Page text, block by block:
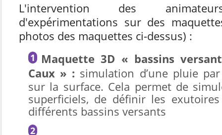
L'intervention des
d'expérimentations sur des
photos des maquettes ci-dessus) :
Maquette 3D « bassins
Caux » : simulation d’une pluie
sur la surface. Cela permet de
superficiels, de définir les
différents bassins versants